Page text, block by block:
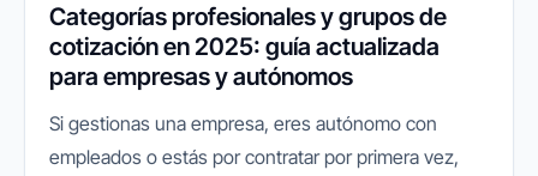
Categorías profesionales y grupos de
cotización en 2025: guía actualizada
para empresas y autónomos
Si gestionas una empresa, eres autónomo con
empleados o estás por contratar por primera vez,